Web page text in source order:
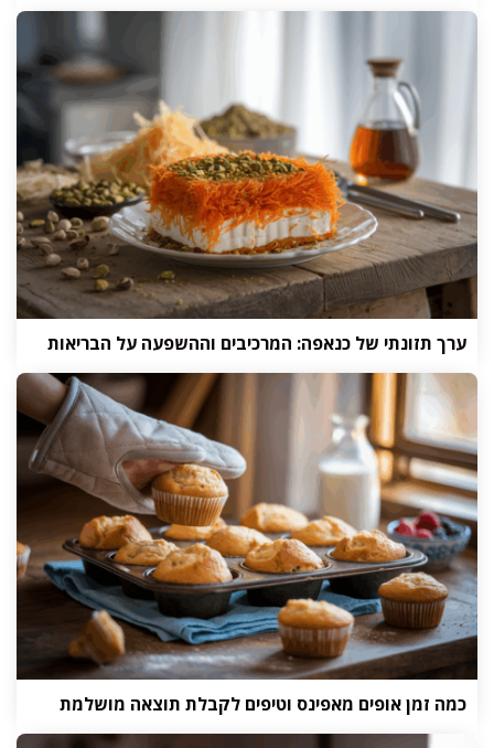
ערך תזונתי של כנאפה: המרכיבים וההשפעה על הבריאות
כמה זמן אופים מאפינס וטיפים לקבלת תוצאה מושלמת